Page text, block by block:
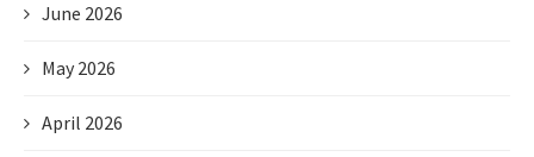
June 2026
May 2026
April 2026